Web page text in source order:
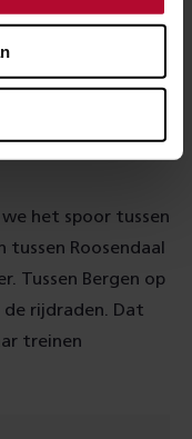
het aan op het
om toch treinen te
gaan met de
de stad. Op het
we het spoor tussen
Roosendaal
Tussen Bergen op
de rijdraden. Dat
treinen